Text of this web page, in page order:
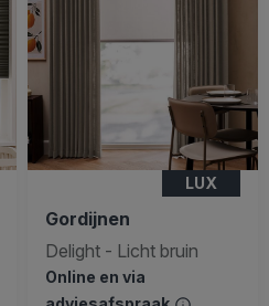
LUX
Gordijnen
Delight - Licht bruin
Online en via